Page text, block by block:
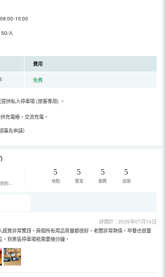
10:00
50/人
費用
免費
供私人停車場 (旅客專用) 。
充電樁，交流充電。
事先申請）
易遊網旅遊評鑑由真實飯店旅客提供的評鑑。
5
地點
5
整潔
5
服務
5
設施
評價於：2026年07月14日
感覺非常驚訝。房間所有用品質量都很好。老闆非常熱情。早餐也很豐
。到景區停車場衹需要幾分鐘。